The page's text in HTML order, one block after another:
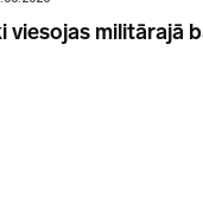
viesojas militārajā